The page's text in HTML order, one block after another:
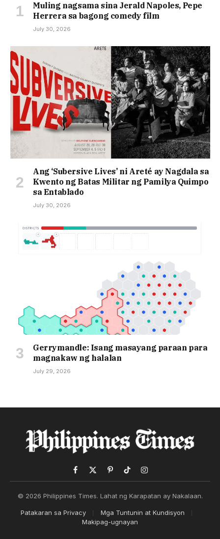
Muling nagsama sina Jerald Napoles, Pepe
Herrera sa bagong comedy film
July 30, 2026
Ang ‘Subersive Lives’ ni Areté ay Nagdala sa
Kwento ng Batas Militar ng Pamilya Quimpo
sa Entablado
July 30, 2026
Gerrymandle: Isang masayang paraan para
magnakaw ng halalan
July 29, 2026
Facebook
X
PinterestTikTokInstagram
© 2026 Philippines Times. Lahat ng Karapatan ay Nakalaan.
Patakaran sa Privacy
Mga Tuntunin at Kundisyon
Makipag-ugnayan